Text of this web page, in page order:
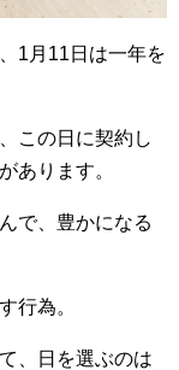
1月11日は一年を
この日に契約し
あります。
で、豊かになる
行為。
、日を選ぶのは